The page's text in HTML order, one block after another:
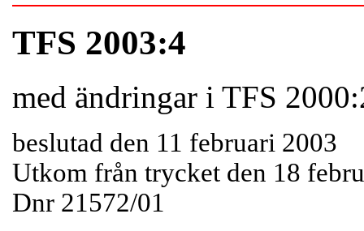
TFS 2003:4
med ändringar i TFS
beslutad den 11 februari 2003
Utkom från trycket den 18
Dnr 21572/01